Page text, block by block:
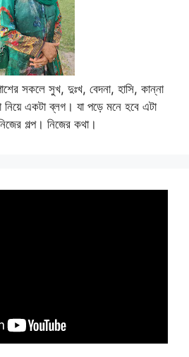
সকলে সুখ, দুঃখ, বেদনা, হাসি, কান্না
নিয়ে একটা ব্লগ। যা পড়ে মনে হবে এটা
গল্প। নিজের কথা।